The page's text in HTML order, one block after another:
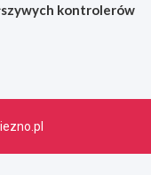
kontrolerów